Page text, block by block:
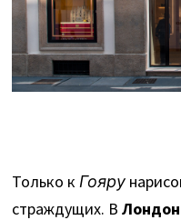
Только кГояру
страждущих. В